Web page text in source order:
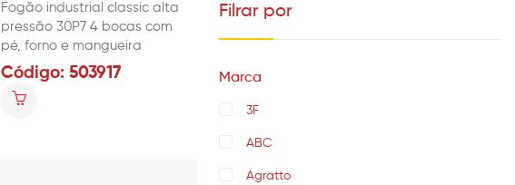
Fogão industrial classic alta
pressão 30P7 4 bocas com
pé, forno e mangueira
Código: 503917
Filrar por
Marca
3F
ABC
Agratto